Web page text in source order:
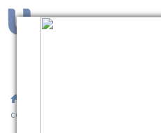
complementar específica em inglês